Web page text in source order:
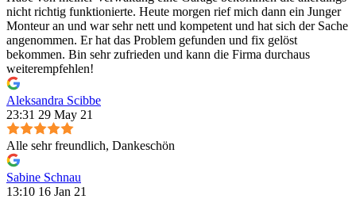
nicht richtig funktionierte. Heute morgen rief mich dann ein Junger
Monteur an und war sehr nett und kompetent und hat sich der Sache
angenommen. Er hat das Problem gefunden und fix gelöst
bekommen. Bin sehr zufrieden und kann die Firma durchaus
weiterempfehlen!
Aleksandra Scibbe
23:31 29 May 21
Alle sehr freundlich, Dankeschön
Sabine Schnau
13:10 16 Jan 21